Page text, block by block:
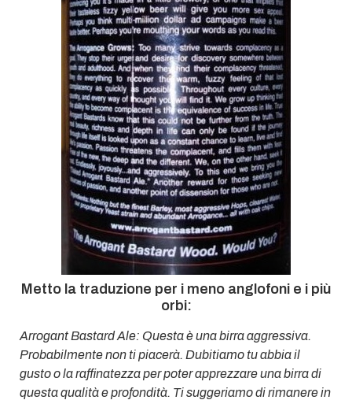
Metto la traduzione per i meno anglofoni e i più
orbi:
Arrogant Bastard Ale: Questa è una birra aggressiva.
Probabilmente non ti piacerà. Dubitiamo tu abbia il
gusto o la raffinatezza per poter apprezzare una birra di
questa qualità e profondità. Ti suggeriamo di rimanere in